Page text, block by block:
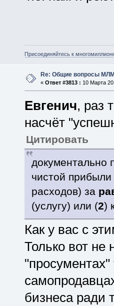
Присоединяйтесь к
Re: Общие вопросы
« Ответ #3813 : 10 Марта
Евгенич, раз
насчёт
Цитировать
документально
чистой
расходов) за
(услугу) или (2)
Как у вас с
Только вот не
бизнеса ради